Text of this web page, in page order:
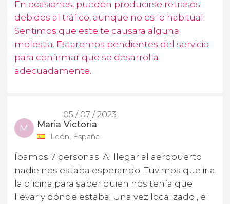
En ocasiones, pueden producirse retrasos
debidos al tráfico, aunque no es lo habitual.
Sentimos que este te causara alguna
molestia. Estaremos pendientes del servicio
para confirmar que se desarrolla
adecuadamente.
05 / 07 / 2023
M Maria Victoria
León, España
Íbamos 7 personas. Al llegar al aeropuerto
nadie nos estaba esperando. Tuvimos que ir a
la oficina para saber quien nos tenía que
llevar y dónde estaba. Una vez localizado , el